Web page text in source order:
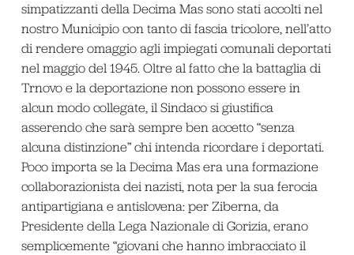
simpatizzanti della Decima Mas sono stati accolti nel
nostro Municipio con tanto di fascia tricolore, nell’atto
di rendere omaggio agli impiegati comunali deportati
nel maggio del 1945. Oltre al fatto che la battaglia di
Trnovo e la deportazione non possono essere in
alcun modo collegate, il Sindaco si giustifica
asserendo che sarà sempre ben accetto “senza
alcuna distinzione” chi intenda ricordare i deportati.
Poco importa se la Decima Mas era una formazione
collaborazionista dei nazisti, nota per la sua ferocia
antipartigiana e antislovena: per Ziberna, da
Presidente della Lega Nazionale di Gorizia, erano
semplicemente “giovani che hanno imbracciato il